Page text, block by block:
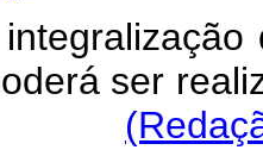
ser